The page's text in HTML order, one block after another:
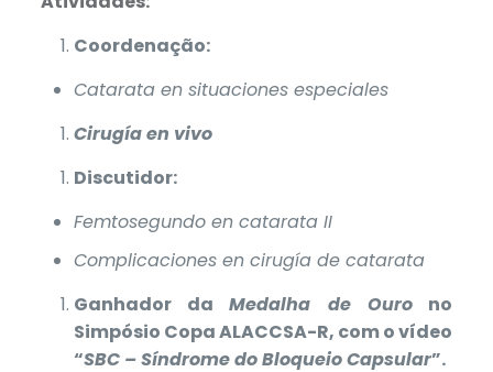
Coordenação:
Catarata en situaciones especiales
Cirugía en vivo
Discutidor:
Femtosegundo en catarata II
Complicaciones en cirugía de catarata
Ganhador daMedalha de Ourono
Simpósio Copa ALACCSA-R, com o vídeo
“SBC – Síndrome do Bloqueio Capsular”.